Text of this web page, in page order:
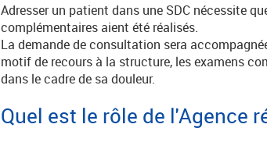
Adresser un patient dans une SDC nécessite
complémentaires aient été réalisés.
La demande de consultation sera
motif de recours à la structure, les examens
dans le cadre de sa douleur.
Quel est le rôle de l'Agence